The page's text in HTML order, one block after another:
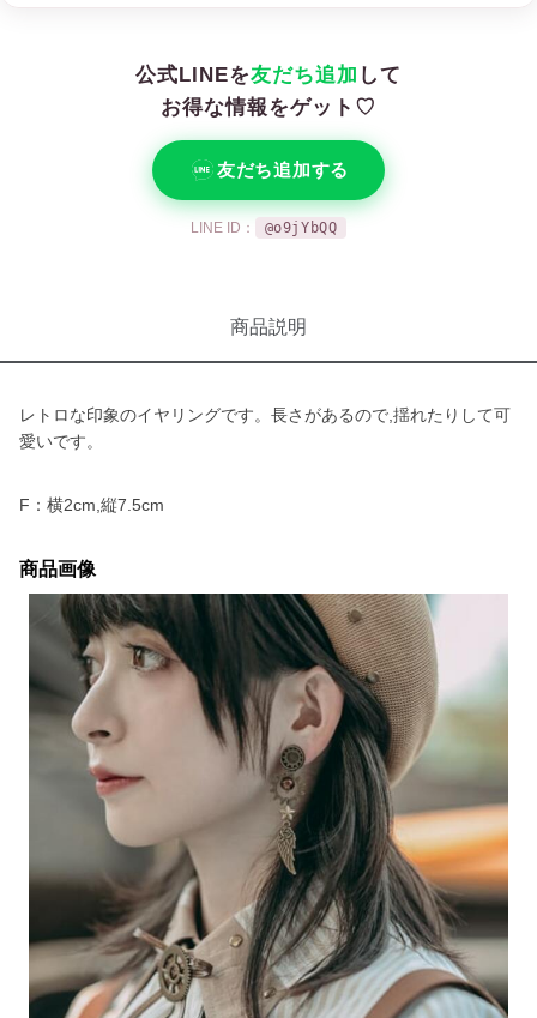
公式LINEを友だち追加 して
お得な情報をゲット♡
友だち追加する
LINE ID： @o9jYbQQ
商品説明
レトロな印象のイヤリングです。長さがあるので,揺れたりして可
愛いです。
F：横2cm,縦7.5cm
商品画像